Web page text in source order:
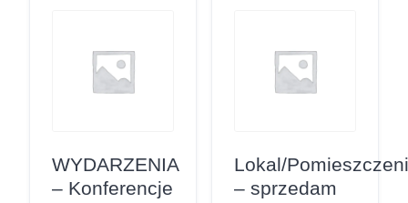
WYDARZENIA
– Konferencje
Lokal/
– sprzedam